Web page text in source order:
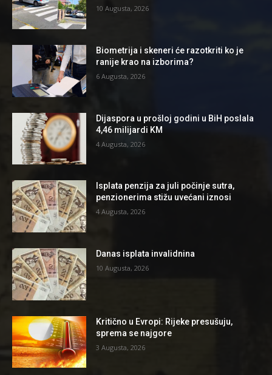
10 Augusta, 2026
Biometrija i skeneri će razotkriti ko je
ranije krao na izborima?
6 Augusta, 2026
Dijaspora u prošloj godini u BiH poslala
4,46 milijardi KM
4 Augusta, 2026
Isplata penzija za juli počinje sutra,
penzionerima stižu uvećani iznosi
4 Augusta, 2026
Danas isplata invalidnina
10 Augusta, 2026
Kritično u Evropi: Rijeke presušuju,
sprema se najgore
3 Augusta, 2026